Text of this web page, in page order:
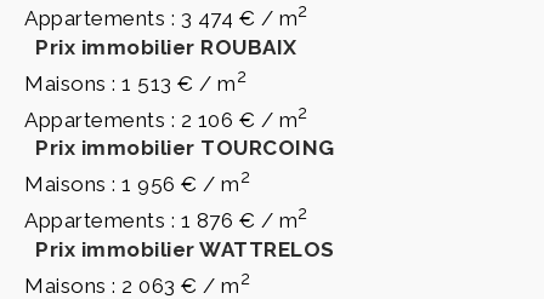
Appartements : 3 474 € / m2
Prix immobilier ROUBAIX
Maisons : 1 513 € / m2
Appartements : 2 106 € / m2
Prix immobilier TOURCOING
Maisons : 1 956 € / m2
Appartements : 1 876 € / m2
Prix immobilier WATTRELOS
Maisons : 2 063 € / m2